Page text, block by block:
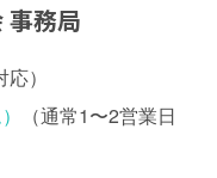
事務局
）
（通常1〜2営業日